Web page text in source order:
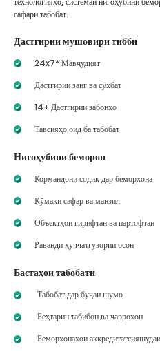
сафари табобат.
Дастгирии мушовири тиббӣ
24x7* Мавҷудият
Дастгирии занг ва сӯҳбат
14+ Дастгирии забонҳо
Тавсияҳо оид ба табобат
Нигоҳубини беморон
Кормандони содиқ дар беморхона
Кӯмаки сафар ва манзил
Объектҳои гирифтан ва партофтан
Раванди ҳуҷҷатгузории осон
Бастаҳои табобатӣ
Табобат дар буҷаи шумо
Беҳтарин табибон ва ҷарроҳон
Беморхонаҳои